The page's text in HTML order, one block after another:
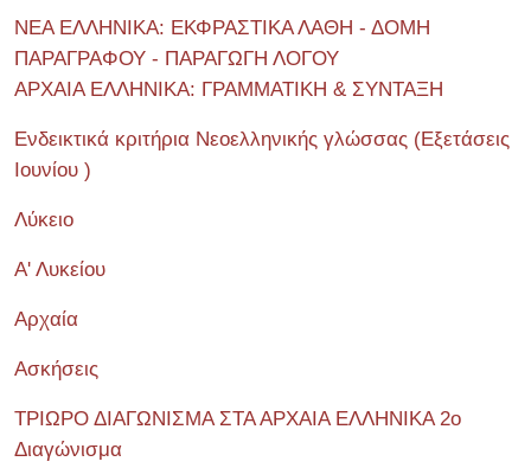
ΝΕΑ ΕΛΛΗΝΙΚΑ: ΕΚΦΡΑΣΤΙΚΑ ΛΑΘΗ - ΔΟΜΗ
ΠΑΡΑΓΡΑΦΟΥ - ΠΑΡΑΓΩΓΗ ΛΟΓΟΥ
ΑΡΧΑΙΑ ΕΛΛΗΝΙΚΑ: ΓΡΑΜΜΑΤΙΚΗ & ΣΥΝΤΑΞΗ
Ενδεικτικά κριτήρια Νεοελληνικής γλώσσας (Εξετάσεις
Ιουνίου )
Λύκειο
Α' Λυκείου
Αρχαία
Ασκήσεις
ΤΡΙΩΡΟ ΔΙΑΓΩΝΙΣΜΑ ΣΤΑ ΑΡΧΑΙΑ ΕΛΛΗΝΙΚΑ 2o
Διαγώνισμα